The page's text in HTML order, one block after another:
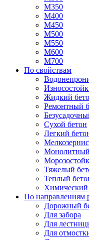
М350
М400
М450
М500
М550
М600
М700
По свойствам
Жидкий
Ремонтный
Сухой бетон
Легкий
Тяжелый
Теплый
Химический
По направлениям
Дорожный
Для забора
Для
Для